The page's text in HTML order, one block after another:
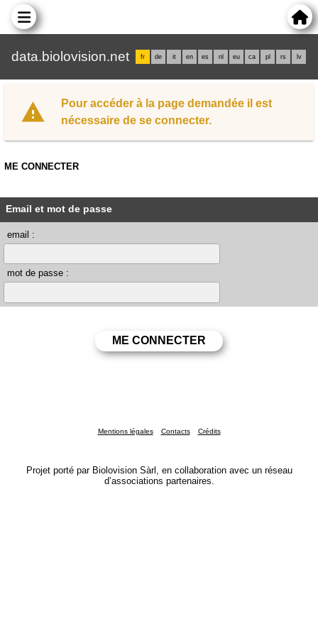
data.biolovision.net fr de it en es nl eu ca pl rs lv
Pour accéder à la page demandée il est
nécessaire de se connecter.
ME CONNECTER
Email et mot de passe
email :
mot de passe :
Mentions légales Contacts Crédits
Projet porté par Biolovision Sàrl, en collaboration avec un réseau
d’associations partenaires.